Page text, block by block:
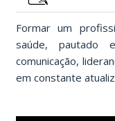
Formar um
saúde, pautado
comunicação,
em constante